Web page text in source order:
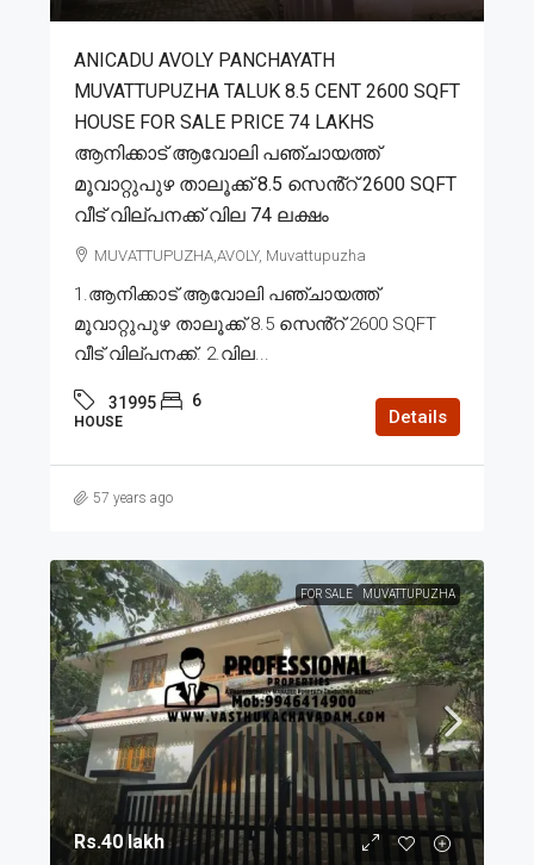
ANICADU AVOLY PANCHAYATH
MUVATTUPUZHA TALUK 8.5 CENT 2600 SQFT
HOUSE FOR SALE PRICE 74 LAKHS
ആനിക്കാട് ആവോലി പഞ്ചായത്ത്
മൂവാറ്റുപുഴ താലൂക്ക് 8.5 സെൻ്റ് 2600 SQFT
വീട് വില്പനക്ക് വില 74 ലക്ഷം
MUVATTUPUZHA,AVOLY, Muvattupuzha
1.ആനിക്കാട് ആവോലി പഞ്ചായത്ത്
മൂവാറ്റുപുഴ താലൂക്ക് 8.5 സെൻ്റ് 2600 SQFT
വീട് വില്പനക്ക്. 2.വില...
31995 6
HOUSE Details
57 years ago
FOR SALE MUVATTUPUZHA
Rs.40 lakh